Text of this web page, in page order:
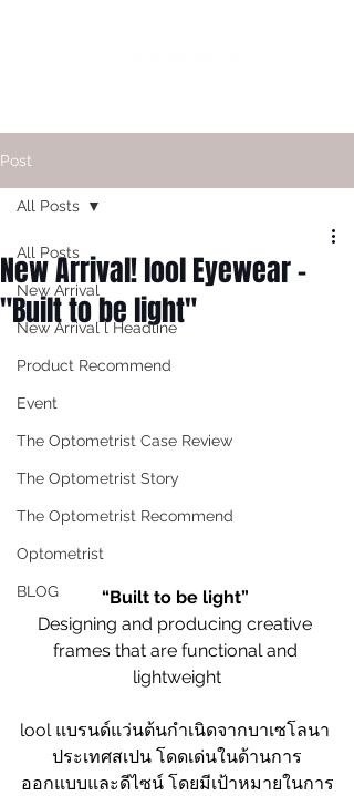
Post
All Posts
New Arrival
New Arrival l Headline
Product Recommend
Event
The Optometrist Case Review
The Optometrist Story
The Optometrist Recommend
Optometrist
BLOG
All Posts
New Arrival! lool Eyewear -
"Built to be light"
“Built to be light”
Designing and producing creative
frames that are functional and
lightweight
lool แบรนด์แว่นต้นกำเนิดจากบาเซโลนา
ประเทศสเปน โดดเด่นในด้านการ
ออกแบบและดีไซน์ โดยมีเป้าหมายในการ